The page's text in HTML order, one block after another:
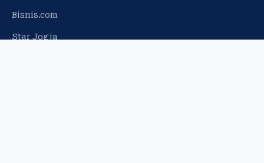
Bisnis.com
Star Jogja